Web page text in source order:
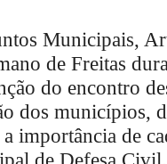
Municipais,
de Freitas
do encontro
dos municípios,
importância de